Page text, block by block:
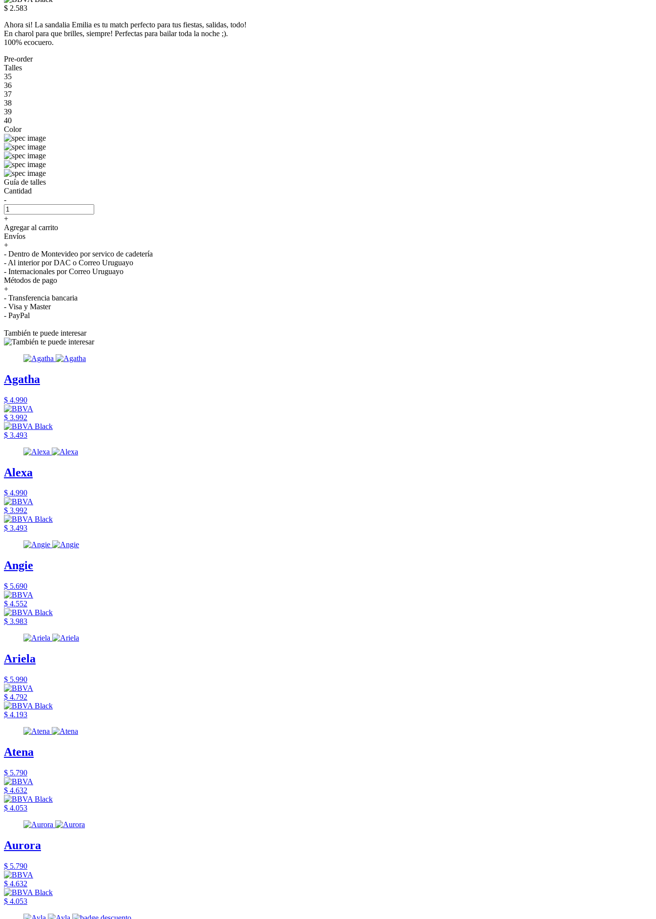
$ 2.583
Ahora si! La sandalia Emilia es tu match perfecto para tus fiestas, salidas, todo!
En charol para que brilles, siempre! Perfectas para bailar toda la noche ;).
100% ecocuero.
Pre-order
Talles
35
36
37
38
39
40
Color
Guía de talles
Cantidad
-
+
Agregar al carrito
Envíos
+
- Dentro de Montevideo por servico de cadetería
- Al interior por DAC o Correo Uruguayo
- Internacionales por Correo Uruguayo
Métodos de pago
+
- Transferencia bancaria
- Visa y Master
- PayPal
También te puede interesar
Agatha
$ 4.990
$ 3.992
$ 3.493
Alexa
$ 4.990
$ 3.992
$ 3.493
Angie
$ 5.690
$ 4.552
$ 3.983
Ariela
$ 5.990
$ 4.792
$ 4.193
Atena
$ 5.790
$ 4.632
$ 4.053
Aurora
$ 5.790
$ 4.632
$ 4.053